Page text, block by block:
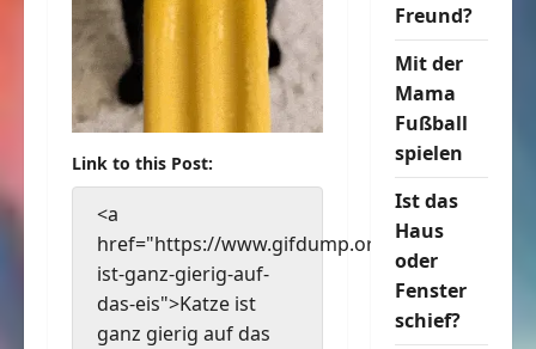
Link to this Post:
<a
href="https://www.gifdump.org/katze-
ist-ganz-gierig-auf-
das-eis">Katze ist
ganz gierig auf das
Freund?
Mit der
Mama
Fußball
spielen
Ist das
Haus
oder
Fenster
schief?